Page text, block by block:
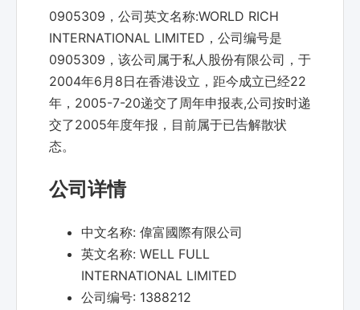
0905309，公司英文名称:WORLD RICH
INTERNATIONAL LIMITED，公司编号是
0905309，该公司属于私人股份有限公司，于
2004年6月8日在香港设立，距今成立已经22
年，2005-7-20递交了周年申报表,公司按时递
交了2005年度年报，目前属于已告解散状
态。
公司详情
中文名称: 偉富國際有限公司
英文名称: WELL FULL
INTERNATIONAL LIMITED
公司编号: 1388212